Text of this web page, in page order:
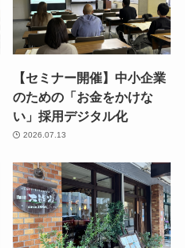
【セミナー開催】中小企業
のための「お金をかけな
い」採用デジタル化
2026.07.13